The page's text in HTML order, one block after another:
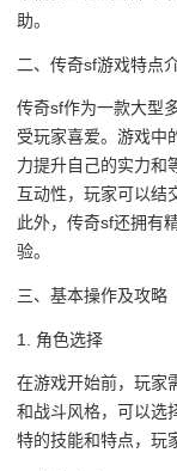
助。
二、传奇sf游戏特点
传奇sf作为一款大型
受玩家喜爱。游戏中
力提升自己的实力和
互动性，玩家可以结
此外，传奇sf还拥有
验。
三、基本操作及攻略
1. 角色选择
在游戏开始前，玩家
和战斗风格，可以选
特的技能和特点，玩